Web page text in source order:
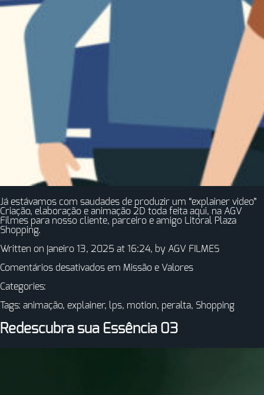
Já estávamos com saudades de produzir um “explainer video”
Criação, elaboração e animação 2D toda feita aqui, na AGV
Filmes para nosso cliente, parceiro e amigo Litoral Plaza
Shopping.
Written on janeiro 13, 2025 at 16:24, by AGV FILMES
Comentários desativados em Missão e Valores
Categories:
Tags: animação, explainer, lps, motion, peralta, Shopping
Redescubra sua Essência 03